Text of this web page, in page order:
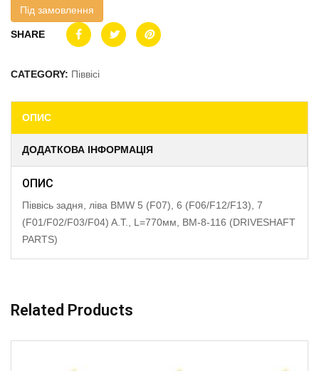
Під замовлення
SHARE
CATEGORY: Піввісі
ОПИС
ДОДАТКОВА ІНФОРМАЦІЯ
ОПИС
Піввісь задня, ліва BMW 5 (F07), 6 (F06/F12/F13), 7
(F01/F02/F03/F04) A.T., L=770мм, BM-8-116 (DRIVESHAFT
PARTS)
Related Products